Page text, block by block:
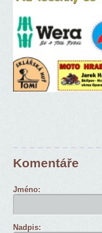
Komentáře
Jméno:
Nadpis: